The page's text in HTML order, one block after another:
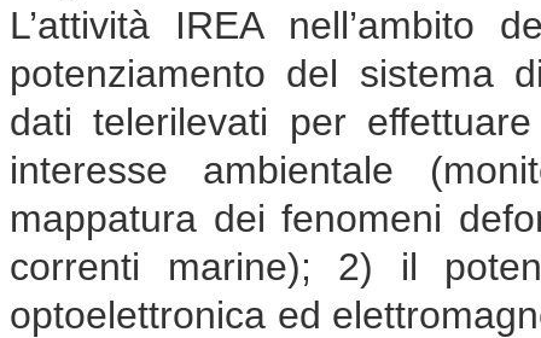
L’attività IREA nell’ambito
potenziamento del sistema
dati telerilevati per
interesse ambientale
mappatura dei fenomeni
correnti marine); 2) il
optoelettronica ed